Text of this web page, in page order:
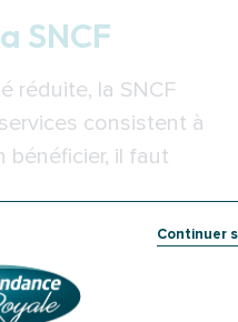
Continuer
SNCF
réduite, la SNCF
consistent à
bénéficier, il faut